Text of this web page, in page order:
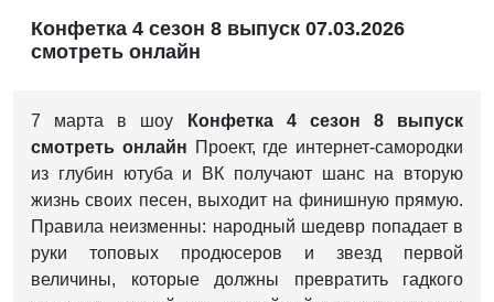
Конфетка 4 сезон 8 выпуск 07.03.2026
смотреть онлайн
7 марта в шоу
Конфетка 4 сезон 8 выпуск
смотреть онлайн Проект, где интернет-самородки
из глубин ютуба и ВК получают шанс на вторую
жизнь своих песен, выходит на финишную прямую.
Правила неизменны: народный шедевр попадает в
руки топовых продюсеров и звезд первой
величины, которые должны превратить гадкого